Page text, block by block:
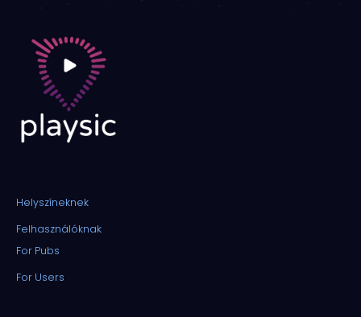
Helyszíneknek
Felhasználóknak
For Pubs
For Users